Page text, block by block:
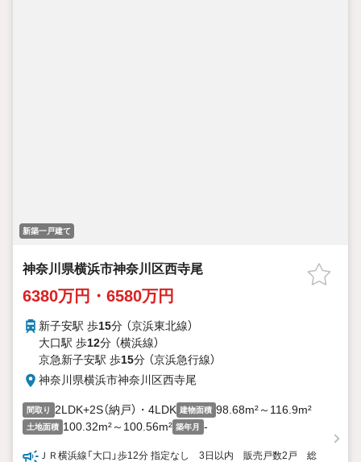
新築一戸建て
神奈川県横浜市神奈川区西寺尾
6380万円・6580万円
新子安駅 歩15分 （京浜東北線）
大口駅 歩12分 （横浜線）
京急新子安駅 歩15分 （京浜急行線）
神奈川県横浜市神奈川区西寺尾
間取り 2LDK+2S（納戸）・4LDK 建物面積 98.68m²～116.9m²
土地面積 100.32m²～100.56m² 築年月 -
ＪＲ横浜線「大口」歩12分 指定なし 3日以内 販売戸数2戸 総